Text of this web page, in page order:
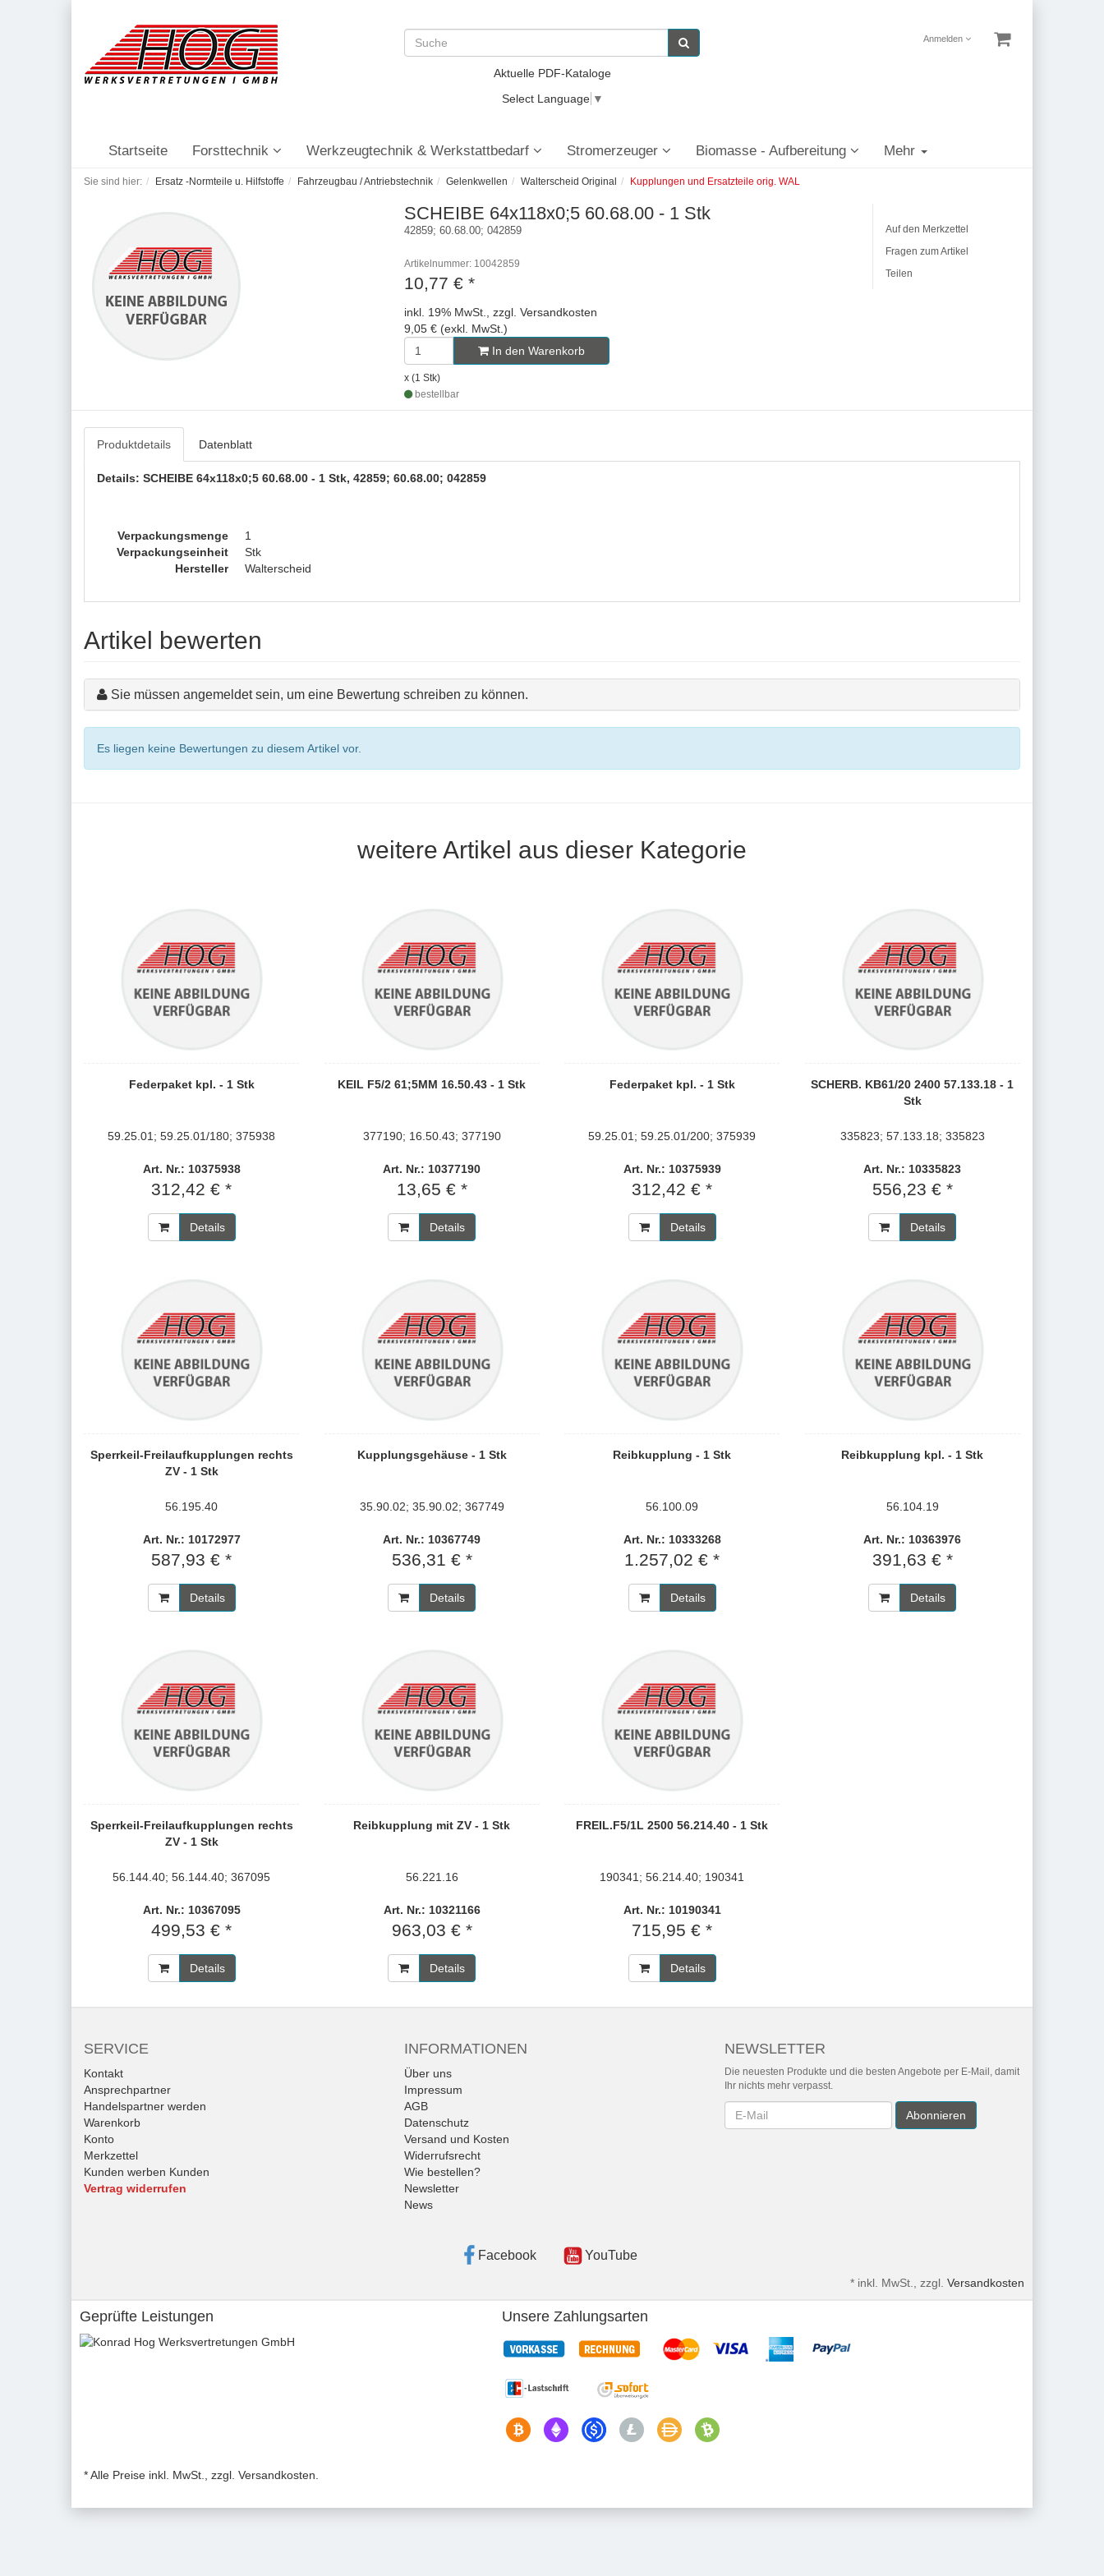
Anmelden
Aktuelle PDF-Kataloge
Select Language ▼
Startseite Forsttechnik Werkzeugtechnik & Werkstattbedarf Stromerzeuger Biomasse - Aufbereitung Mehr
Sie sind hier: Ersatz -Normteile u. Hilfstoffe Fahrzeugbau / Antriebstechnik Gelenkwellen Walterscheid Original Kupplungen und Ersatzteile orig. WAL
SCHEIBE 64x118x0;5 60.68.00 - 1 Stk
42859; 60.68.00; 042859
Artikelnummer: 10042859
10,77 € *
inkl. 19% MwSt., zzgl. Versandkosten
9,05 € (exkl. MwSt.)
In den Warenkorb
x (1 Stk)
bestellbar
Auf den Merkzettel
Fragen zum Artikel
Teilen
Produktdetails Datenblatt
Details: SCHEIBE 64x118x0;5 60.68.00 - 1 Stk, 42859; 60.68.00; 042859
Verpackungsmenge
1
Verpackungseinheit
Stk
Hersteller
Walterscheid
Artikel bewerten
Sie müssen angemeldet sein, um eine Bewertung schreiben zu können.
Es liegen keine Bewertungen zu diesem Artikel vor.
weitere Artikel aus dieser Kategorie
Federpaket kpl. - 1 Stk
59.25.01; 59.25.01/180; 375938
Art. Nr.: 10375938
312,42 € *
Details
KEIL F5/2 61;5MM 16.50.43 - 1 Stk
377190; 16.50.43; 377190
Art. Nr.: 10377190
13,65 € *
Details
Federpaket kpl. - 1 Stk
59.25.01; 59.25.01/200; 375939
Art. Nr.: 10375939
312,42 € *
Details
SCHERB. KB61/20 2400 57.133.18 - 1
Stk
335823; 57.133.18; 335823
Art. Nr.: 10335823
556,23 € *
Details
Sperrkeil-Freilaufkupplungen rechts
ZV - 1 Stk
56.195.40
Art. Nr.: 10172977
587,93 € *
Details
Kupplungsgehäuse - 1 Stk
35.90.02; 35.90.02; 367749
Art. Nr.: 10367749
536,31 € *
Details
Reibkupplung - 1 Stk
56.100.09
Art. Nr.: 10333268
1.257,02 € *
Details
Reibkupplung kpl. - 1 Stk
56.104.19
Art. Nr.: 10363976
391,63 € *
Details
Sperrkeil-Freilaufkupplungen rechts
ZV - 1 Stk
56.144.40; 56.144.40; 367095
Art. Nr.: 10367095
499,53 € *
Details
Reibkupplung mit ZV - 1 Stk
56.221.16
Art. Nr.: 10321166
963,03 € *
Details
FREIL.F5/1L 2500 56.214.40 - 1 Stk
190341; 56.214.40; 190341
Art. Nr.: 10190341
715,95 € *
Details
SERVICE
Kontakt
Ansprechpartner
Handelspartner werden
Warenkorb
Konto
Merkzettel
Kunden werben Kunden
Vertrag widerrufen
INFORMATIONEN
Über uns
Impressum
AGB
Datenschutz
Versand und Kosten
Widerrufsrecht
Wie bestellen?
Newsletter
News
NEWSLETTER
Die neuesten Produkte und die besten Angebote per E-Mail, damit
Ihr nichts mehr verpasst.
Newsletter Abonnieren
Facebook YouTube
* inkl. MwSt., zzgl. Versandkosten
Geprüfte Leistungen Unsere Zahlungsarten
* Alle Preise inkl. MwSt., zzgl. Versandkosten.